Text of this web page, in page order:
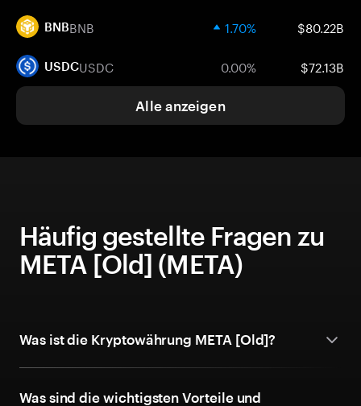
BNBBNB 1.70% $80.22B
USDCUSDC 0.00% $72.13B
Alle anzeigen
Häufig gestellte Fragen zu
META [Old] (META)
Was ist die Kryptowährung META [Old]?
Was sind die wichtigsten Vorteile und